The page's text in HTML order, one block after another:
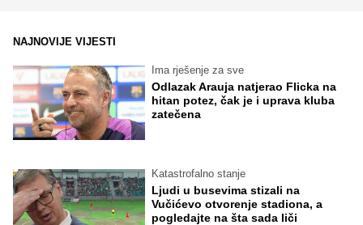
NAJNOVIJE VIJESTI
Ima rješenje za sve
Odlazak Arauja natjerao Flicka na
hitan potez, čak je i uprava kluba
zatečena
Katastrofalno stanje
Ljudi u busevima stizali na
Vučićevo otvorenje stadiona, a
pogledajte na šta sada liči